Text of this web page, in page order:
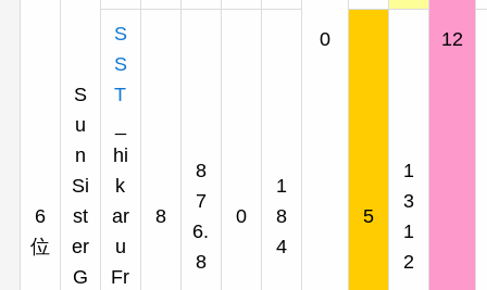
6
位
S
u
n
Si
st
er
G
0 12
S
S
T
hi
k
ar
u
Fr
8
8
7
6.
8
0
1
8
4
5
1
3
1
2